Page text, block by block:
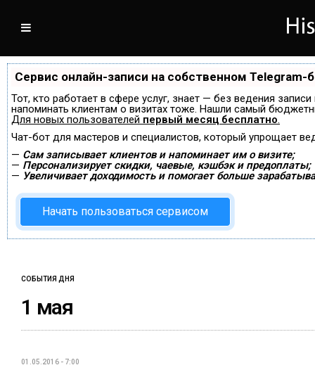
Сервис онлайн-записи на собственном Telegram-
Тот, кто работает в сфере услуг, знает — без ведения
напоминать клиентам о визитах тоже. Нашли самый
Для новых пользователей первый месяц бесплатно.
Чат-бот для мастеров и специалистов, который упрощает
— Сам записывает клиентов и напоминает им о визите;
— Персонализирует скидки, чаевые, кэшбэк и предоплаты;
— Увеличивает доходимость и помогает больше
Начать пользоваться сервисом
СОБЫТИЯ ДНЯ
1 мая
01.05.2016 - 7:00